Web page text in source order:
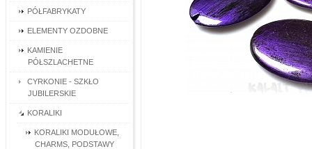
PÓŁFABRYKATY
ELEMENTY OZDOBNE
KAMIENIE
PÓŁSZLACHETNE
CYRKONIE - SZKŁO
JUBILERSKIE
KORALIKI
KORALIKI MODUŁOWE,
CHARMS, PODSTAWY